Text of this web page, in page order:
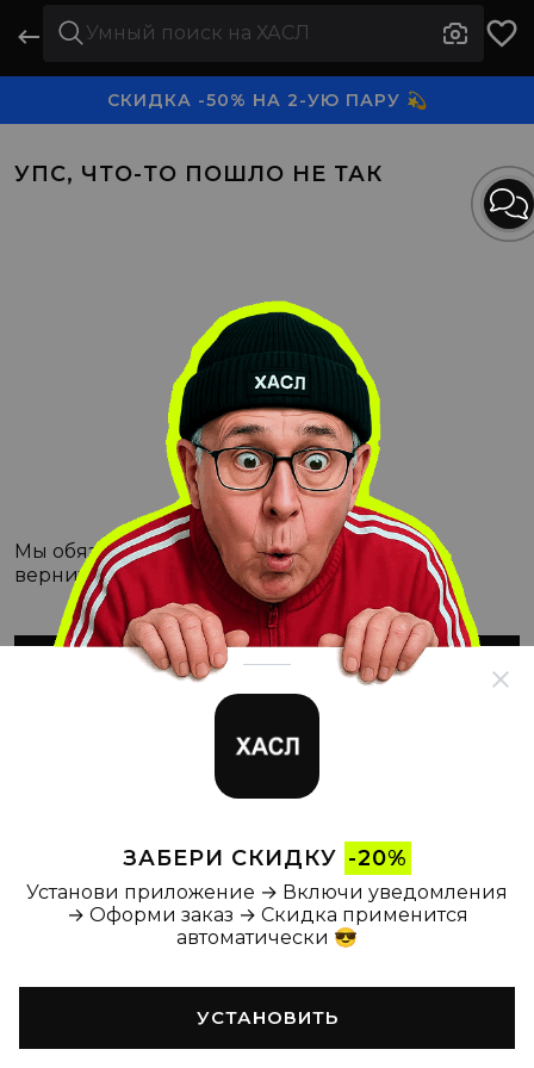
ЗАБЕРИ СКИДКУ -20%
Установи приложение → Включи уведомления
→ Оформи заказ → Скидка применится
автоматически 😎
УСТАНОВИТЬ
СКИДКА -50% НА 2-УЮ ПАРУ 💫
УПС, ЧТО-ТО ПОШЛО НЕ ТАК
Мы обязательно с этим разберёмся, а пока
вернитесь на Главную
ВЕРНУТЬСЯ НА ГЛАВНУЮ
Главная Каталог Корзина Новости Профиль